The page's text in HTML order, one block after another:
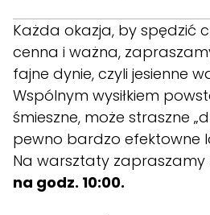
Każda okazja, by spędzić
cenna i ważna,
fajne dynie, czyli jesienne
Wspólnym wysiłkiem
śmieszne, może straszne
pewno bardzo efektowne
Na warsztaty zapraszamy
na godz. 10:00.